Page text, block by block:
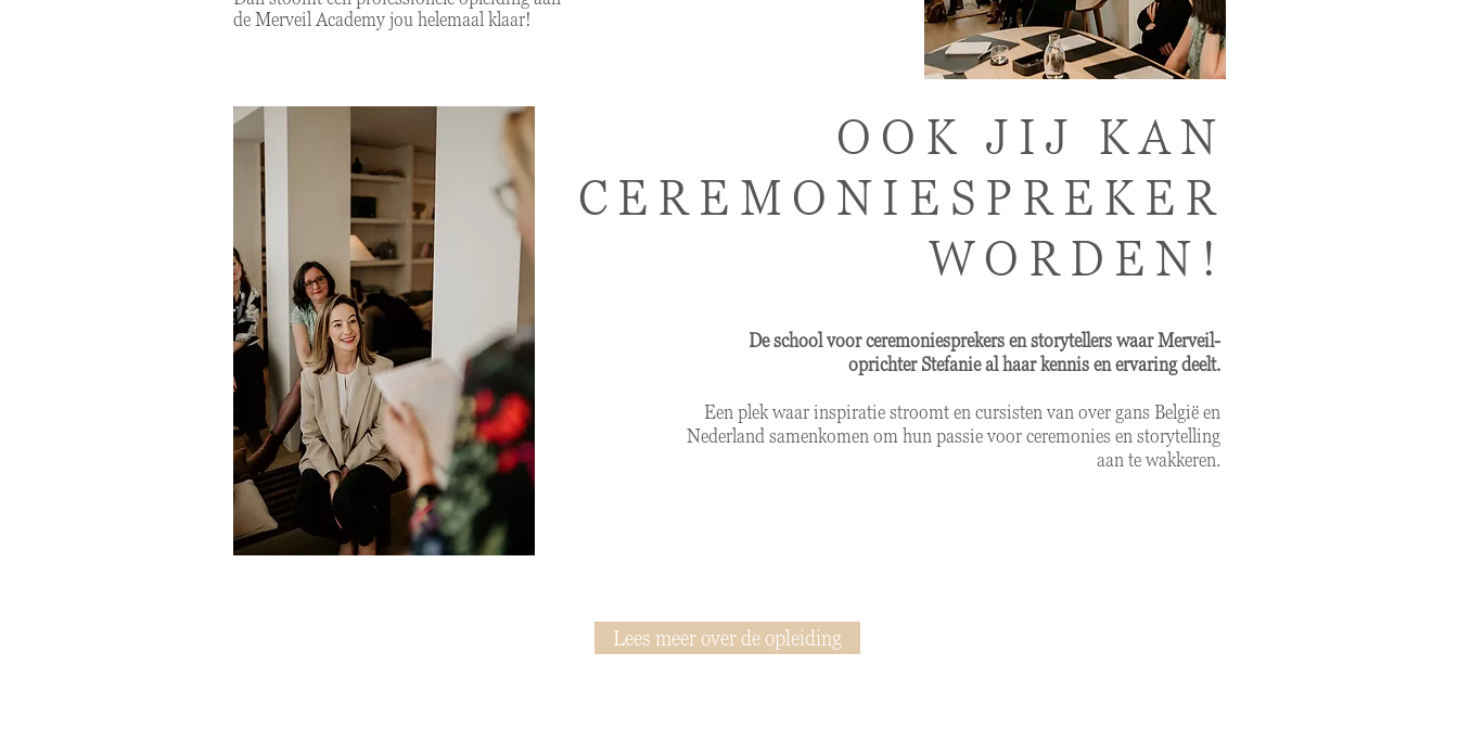
de Merveil Academy jou helemaal klaar!
OOK JIJ KAN
CEREMONIESPREKER
WORDEN!
De school voor ceremoniesprekers en storytellers waar Merveil-
oprichter Stefanie al haar kennis en ervaring deelt.
Een plek waar inspiratie stroomt en cursisten van over gans België en
Nederland samenkomen om hun passie voor ceremonies en storytelling
aan te wakkeren.
Lees meer over de opleiding